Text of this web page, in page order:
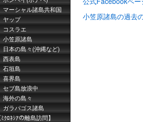
小笠原諸島の過去
マーシャル諸島共和国
ヤップ
コスラエ
小笠原諸島
日本の島々(沖縄など)
西表島
石垣島
喜界島
セブ島放浪中
海外の島々
ガラパゴス諸島
ﾐｸﾛﾈｼｱの離島訪問】